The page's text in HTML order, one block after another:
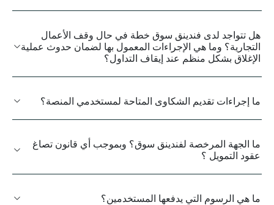
هل تتواجد لدى فندينق سوق خطة في حال وقف الأعمال
التجارية؟ وما هي الإجراءات المعمول بها لضمان حدوث عملية
الإغلاق بشكل منظم عند إيقاف التداول؟
ما إجراءات تقديم الشكاوى المتاحة لمستخدمي المنصة؟
ما الجهة المرخصة لفندينق سوق؟ وبموجب أي قانون تصاغ
عقود التمويل ؟
ما هي الرسوم التي يدفعها المستخدمين؟